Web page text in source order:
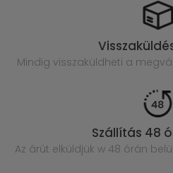
Mindig visszaküldheti a
Szállítás 48
Az árút elküldjük w 48 órán belül